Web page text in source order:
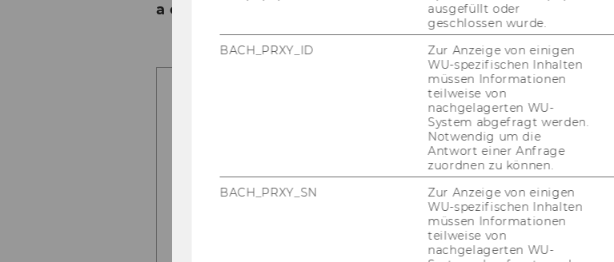
a cul­tu­ral­ly di­ver­se glo­bal en­vi­ron­ment.
Admission Requirements
If you are interested in International
Management / CEMS Program at
Vienna University of Economics and
Business, please familiarize yourself
with all relevant information about
application process, prerequisites
deadlines. You may use
ausgefüllt oder
geschlossen wurde.
BACH_PRXY_ID
Zur Anzeige von einigen
WU-spezifischen Inhalten
müssen Informationen
teilweise von
nachgelagerten WU-
System abgefragt werden.
Notwendig um die
Antwort einer Anfrage
zuordnen zu können.
BACH_PRXY_SN
Zur Anzeige von einigen
WU-spezifischen Inhalten
müssen Informationen
teilweise von
nachgelagerten WU-